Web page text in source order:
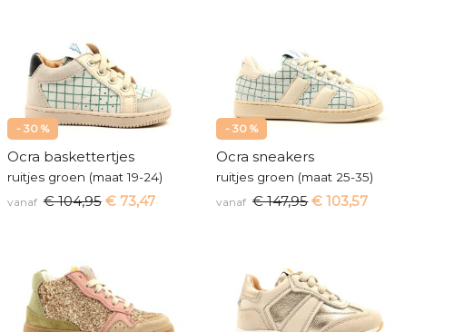
- 30 %
Ocra baskettertjes
ruitjes groen (maat 19-24)
vanaf € 104,95 € 73,47
- 30 %
Ocra sneakers
ruitjes groen (maat 25-35)
vanaf € 147,95 € 103,57